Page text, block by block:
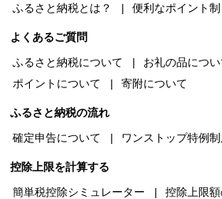
ふるさと納税とは？
便利なポイント制
よくあるご質問
ふるさと納税について
お礼の品につい
ポイントについて
寄附について
ふるさと納税の流れ
確定申告について
ワンストップ特例
控除上限を計算する
簡単税控除シミュレーター
控除上限